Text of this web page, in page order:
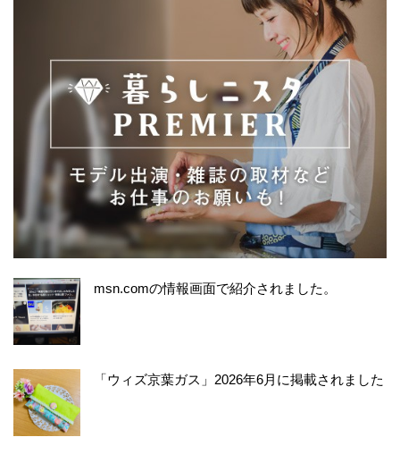
msn.comの情報画面で紹介されました。
「ウィズ京葉ガス」2026年6月に掲載されました